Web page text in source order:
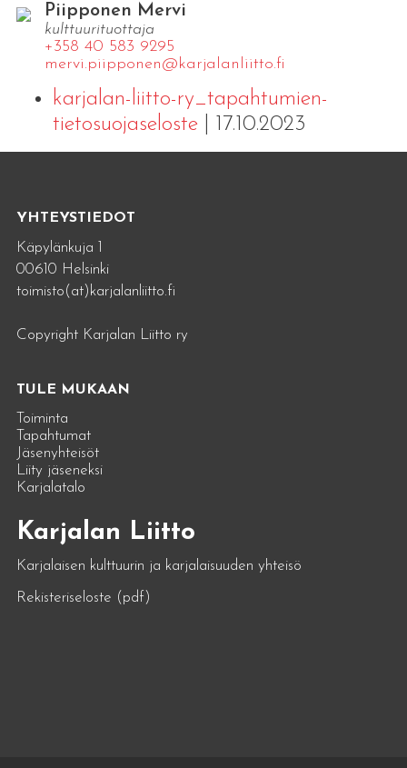
Piipponen Mervi
kulttuurituottaja
+358 40 583 9295
mervi.​piipponen@​kar​jala​nlii​tto.​fi
karjalan-liitto-ry_tapahtumien-
tietosuojaseloste| 17.10.2023
YHTEYSTIEDOT
Käpylänkuja 1
00610 Helsinki
toimisto(at)karjalanliitto.fi
Copyright Karjalan Liitto ry
TULE MUKAAN
Toiminta
Tapahtumat
Jäsenyhteisöt
Liity jäseneksi
Karjalatalo
Karjalan Liitto
Karjalaisen kulttuurin ja karjalaisuuden yhteisö
Rekisteriseloste (pdf)